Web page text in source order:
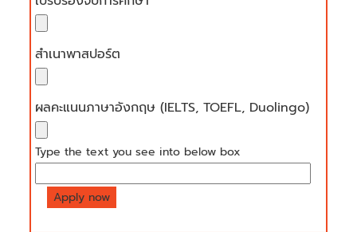
สำเนาพาสปอร์ต
ผลคะแนนภาษาอังกฤษ (IELTS, TOEFL, Duolingo)
Type the text you see into below box